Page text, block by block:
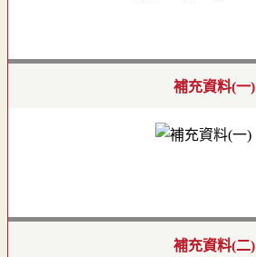
補充資料(一)
補充資料(二)